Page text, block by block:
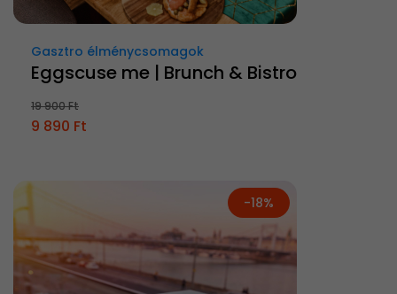
Gasztro élménycsomagok
Eggscuse me | Brunch & Bistro
19 900 Ft
9 890 Ft
-18%